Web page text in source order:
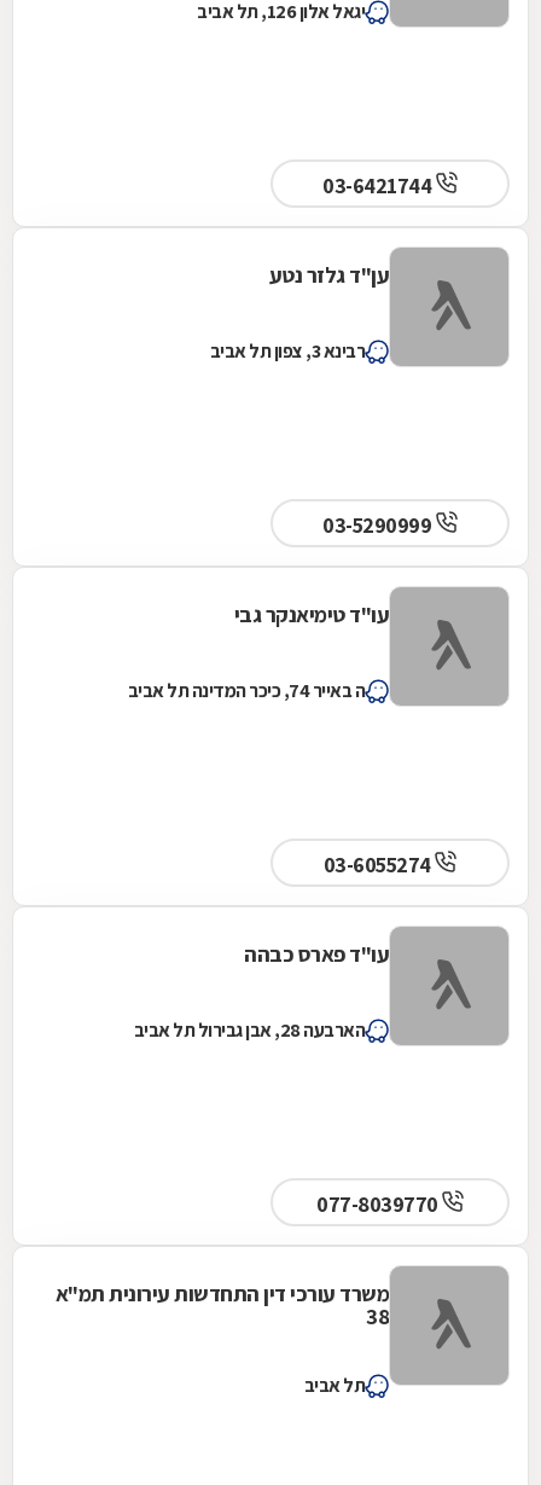
יגאל אלון 126, תל אביב
03-6421744
ען"ד גלזר נטע
רבינא 3, צפון תל אביב
עו"ד טימיאנקר גבי
ה באייר 74, כיכר המדינה תל אביב
03-6055274
עו"ד פארס כבהה
הארבעה 28, אבן גבירול תל אביב
משרד עורכי דין התחדשות עירונית תמ"א
38
תל אביב